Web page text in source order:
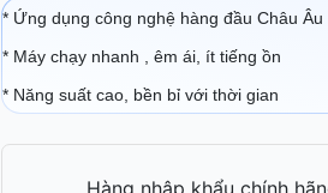
* Ứng dụng công nghệ hàng đầu Châu Âu
* Máy chạy nhanh , êm ái, ít tiếng ồn
* Năng suất cao, bền bỉ với thời gian
Hàng nhập khẩu chính